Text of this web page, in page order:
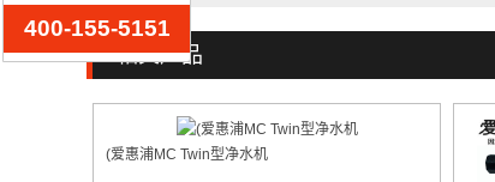
相关产品
(爱惠浦MC Twin型净水机
400-155-5151